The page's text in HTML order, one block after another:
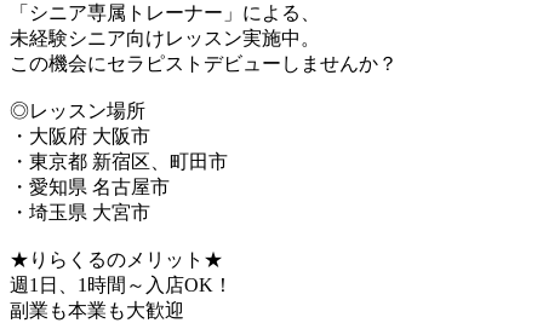
「シニア専属トレーナー」による、
未経験シニア向けレッスン実施中。
この機会にセラピストデビューしませんか？
◎レッスン場所
・大阪府 大阪市
・東京都 新宿区、町田市
・愛知県 名古屋市
・埼玉県 大宮市
★りらくるのメリット★
週1日、1時間～入店OK！
副業も本業も大歓迎